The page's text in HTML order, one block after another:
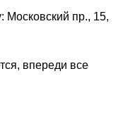
Московский пр., 15,
впереди все